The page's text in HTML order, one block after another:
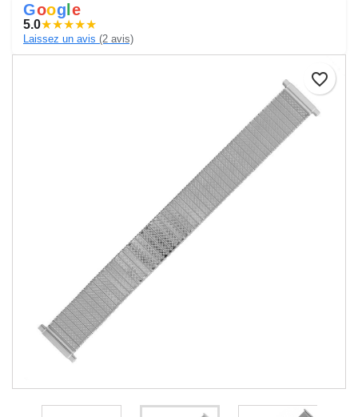
Goog e
5.0★★★★★
Laissez un avis (2 avis)
favorite_border